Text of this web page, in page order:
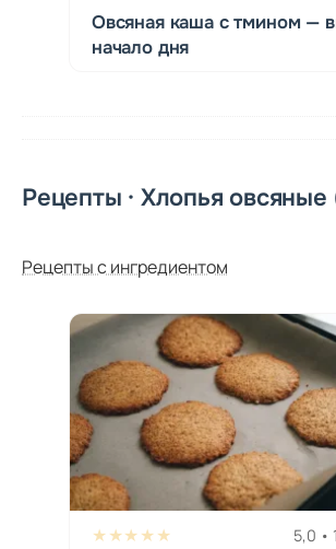
Овсяная каша с тмином —
начало дня
Рецепты · Хлопья овсяные
Рецепты с ингредиентом
★★★★★ 5,0 •